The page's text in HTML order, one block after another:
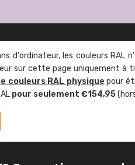
d'ordinateur, les couleurs
sur cette page uniquement à
couleurs RAL physique pour
pour seulement €154,95